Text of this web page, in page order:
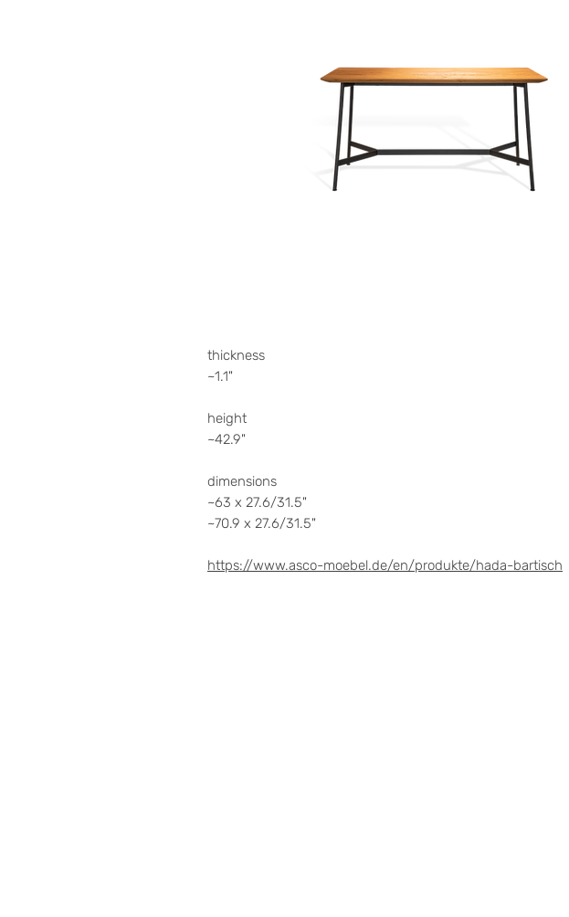
thickness
~1.1"
height
~42.9"
dimensions
~63 x 27.6/31.5"
~70.9 x 27.6/31.5"
https://www.asco-moebel.de/en/produkte/hada-bartisch